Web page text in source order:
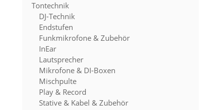
Tontechnik
DJ-Technik
Endstufen
Funkmikrofone & Zubehör
InEar
Lautsprecher
Mikrofone & DI-Boxen
Mischpulte
Play & Record
Stative & Kabel & Zubehör